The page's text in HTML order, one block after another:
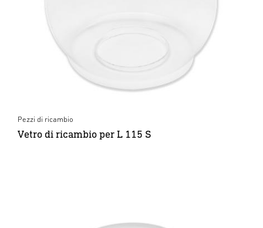
Pezzi di ricambio
Vetro di ricambio per L 115 S